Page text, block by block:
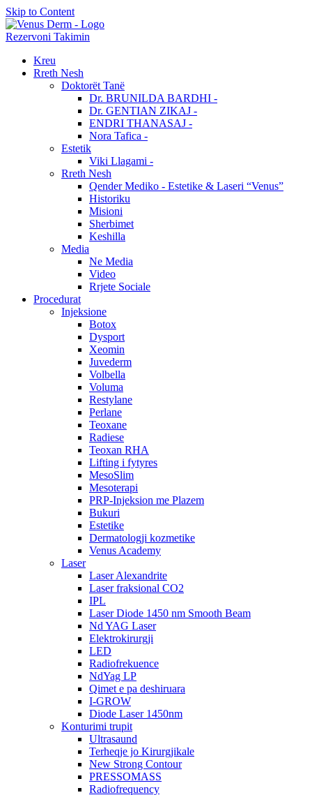
Skip to Content
Rezervoni Takimin
Kreu
Rreth Nesh
Doktorët Tanë
Dr. BRUNILDA BARDHI -
Dr. GENTIAN ZIKAJ -
ENDRI THANASAJ -
Nora Tafica -
Estetik
Viki Llagami -
Rreth Nesh
Qender Mediko - Estetike & Laseri “Venus”
Historiku
Misioni
Sherbimet
Keshilla
Media
Ne Media
Video
Rrjete Sociale
Procedurat
Injeksione
Botox
Dysport
Xeomin
Juvederm
Volbella
Voluma
Restylane
Perlane
Teoxane
Radiese
Teoxan RHA
Lifting i fytyres
MesoSlim
Mesoterapi
PRP-Injeksion me Plazem
Bukuri
Estetike
Dermatologji kozmetike
Venus Academy
Laser
Laser Alexandrite
Laser fraksional CO2
IPL
Laser Diode 1450 nm Smooth Beam
Nd YAG Laser
Elektrokirurgji
LED
Radiofrekuence
NdYag LP
Qimet e pa deshiruara
I-GROW
Diode Laser 1450nm
Konturimi trupit
Ultrasaund
Terheqje jo Kirurgjikale
New Strong Contour
PRESSOMASS
Radiofrequency